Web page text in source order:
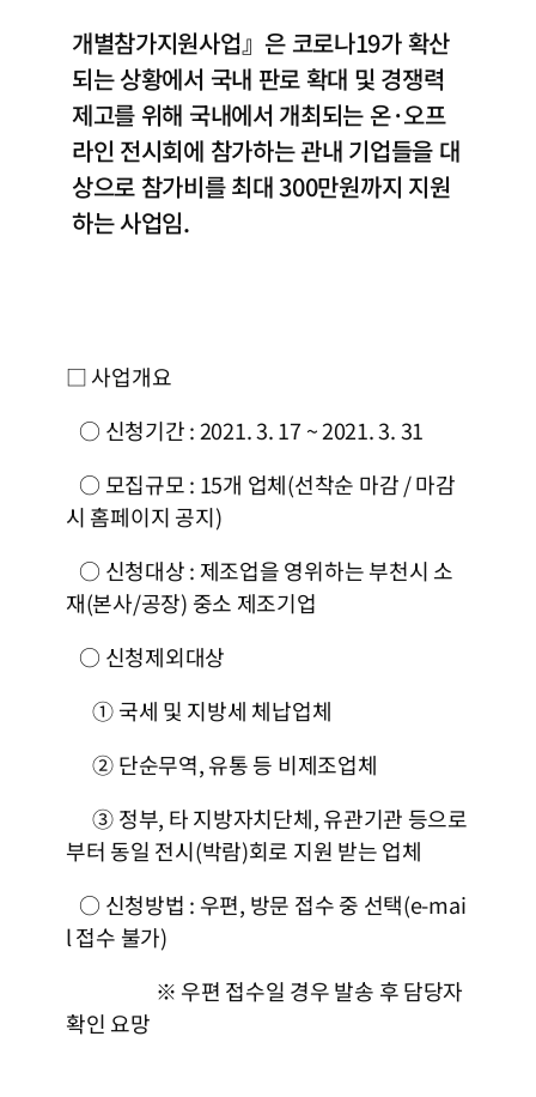
개별참가지원사업』은 코로나19가 확산
되는 상황에서 국내 판로 확대 및 경쟁력
제고를 위해 국내에서 개최되는 온·오프
라인 전시회에 참가하는 관내 기업들을 대
상으로 참가비를 최대 300만원까지 지원
하는 사업임.
□ 사업개요
○ 신청기간 : 2021. 3. 17 ~ 2021. 3. 31
○ 모집규모 : 15개 업체(선착순 마감 / 마감
시 홈페이지 공지)
○ 신청대상 : 제조업을 영위하는 부천시 소
재(본사/공장) 중소 제조기업
○ 신청제외대상
① 국세 및 지방세 체납업체
② 단순무역, 유통 등 비제조업체
③ 정부, 타 지방자치단체, 유관기관 등으로
부터 동일 전시(박람)회로 지원 받는 업체
○ 신청방법 : 우편, 방문 접수 중 선택(e-mai
l 접수 불가)
※ 우편 접수일 경우 발송 후 담당자
확인 요망